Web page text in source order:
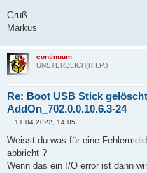
Gruß
Markus
continuum
UNSTERBLICH(R.I.P.)
Re: Boot USB Stick
AddOn_702.0.0.10.6.3-24
e
t
r
a
11.04.2022, 14:05
Weisst du was für eine
abbricht ?
Wenn das ein I/O error ist dann